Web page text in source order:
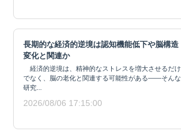
長期的な経済的逆境は認知機能低下や脳構造
変化と関連か
経済的逆境は、精神的なストレスを増大させるだけ
でなく、脳の老化と関連する可能性がある——そんな
研究...
2026/08/06 17:15:00